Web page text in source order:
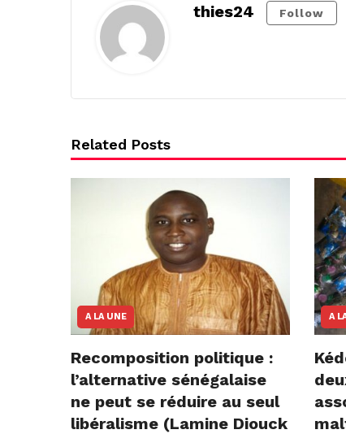
thies24 Follow
Related Posts
A LA UNE
Recomposition politique :
l’alternative sénégalaise
ne peut se réduire au seul
libéralisme (Lamine Diouck
A